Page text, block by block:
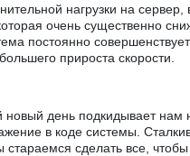
нагрузки на сервер,
очень существенно
постоянно
прироста скорости.
день подкидывает нам
в коде системы.
сделать все, чтобы